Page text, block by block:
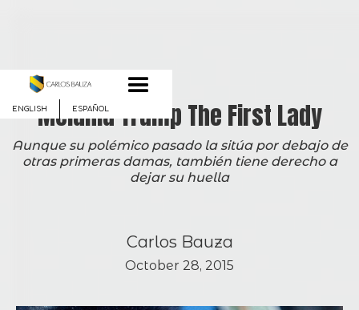
ENGLISH ESPAÑOL
Melania Trump The First Lady
Aunque su polémico pasado la sitúa por debajo de
otras primeras damas, también tiene derecho a
dejar su huella
Carlos Bauza
October 28, 2015